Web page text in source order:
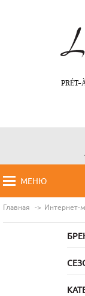
PRÉT-
МЕНЮ
Главная Интернет-